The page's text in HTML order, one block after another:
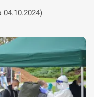
04.10.2024)